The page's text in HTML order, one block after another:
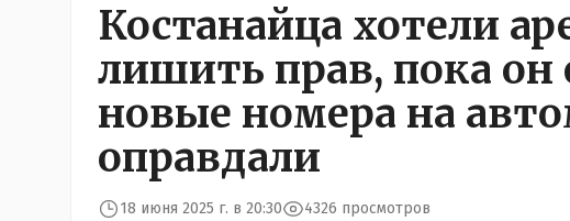
Костанайца хотели
лишить прав, пока он
новые номера на
оправдали
18 июня 2025 г. в 20:30 4326 просмотров